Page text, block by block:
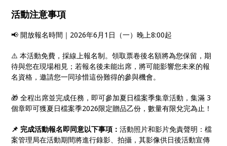
活動注意事項
📢 開放報名時間｜2026年6月1日（一）晚上8:00起
⚠️ 本活動免費，採線上報名制。領取票卷後名額將為您保留，期
待與您在現場相見；若報名後未能出席，將可能影響您未來的報
名資格，邀請您一同珍惜這份難得的參與機會。
🎁 全程出席並完成任務，即可參加夏日檔案季集章活動，集滿 3
個章即可獲夏日檔案季2026限定贈品乙份，數量有限兌完為止！
📌 完成活動報名即同意以下事項：活動照片和影片免責聲明：檔
案管理局在活動期間將進行錄影、拍攝，其影像供日後活動宣傳